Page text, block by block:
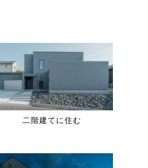
二階建てに住む